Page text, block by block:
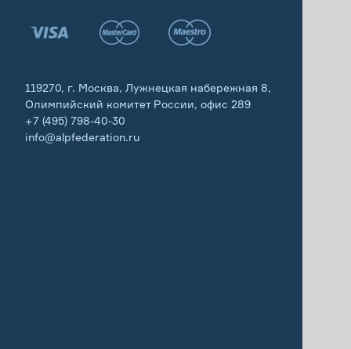
119270, г. Москва, Лужнецкая набережная 8,
Олимпийский комитет России, офис 289
+7 (495) 798-40-30
info@alpfederation.ru